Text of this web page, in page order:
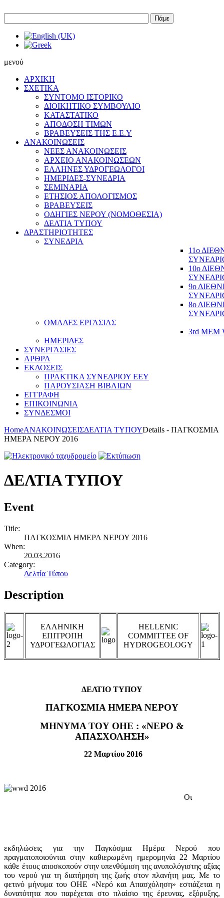
Πάμε
μενού
ΑΡΧΙΚΗ
ΣΧΕΤΙΚΑ
ΣΥΝΤΟΜΟ ΙΣΤΟΡΙΚΟ
ΔΙΟΙΚΗΤΙΚΟ ΣΥΜΒΟΥΛΙΟ
ΚΑΤΑΣΤΑΤΙΚΟ
ΑΠΟΔΟΣΗ ΤΙΜΩΝ
ΒΡΑΒΕΥΣΕΙΣ ΤΗΣ Ε.Ε.Υ
ΑΝΑΚΟΙΝΩΣΕΙΣ
ΝΕΕΣ ΑΝΑΚΟΙΝΩΣΕΙΣ
ΑΡΧΕΙΟ ΑΝΑΚΟΙΝΩΣΕΩΝ
ΕΛΛΗΝΕΣ ΥΔΡΟΓΕΩΛΟΓΟΙ
ΗΜΕΡΙΔΕΣ-ΣΥΝΕΔΡΙΑ
ΣΕΜΙΝΑΡΙΑ
ΕΤΗΣΙΟΣ ΑΠΟΛΟΓΙΣΜΟΣ
ΒΡΑΒΕΥΣΕΙΣ
ΟΔΗΓΙΕΣ ΝΕΡΟΥ (ΝΟΜΟΘΕΣΙΑ)
ΔΕΛΤΙΑ ΤΥΠΟΥ
ΔΡΑΣΤΗΡΙΟΤΗΤΕΣ
ΣΥΝΕΔΡΙΑ
11ο
10ο
9ο
8ο
ΟΜΑΔΕΣ ΕΡΓΑΣΙΑΣ
3rd MEM
ΗΜΕΡΙΔΕΣ
ΣΥΝΕΡΓΑΣΙΕΣ
ΑΡΘΡΑ
ΕΚΔΟΣΕΙΣ
ΠΡΑΚΤΙΚΑ ΣΥΝΕΔΡΙΟΥ ΕΕΥ
ΠΑΡΟΥΣΙΑΣΗ ΒΙΒΛΙΩΝ
ΕΓΓΡΑΦΗ
ΕΠΙΚΟΙΝΩΝΙΑ
ΣΥΝΔΕΣΜΟΙ
HomeΑΝΑΚΟΙΝΩΣΕΙΣΔΕΛΤΙΑ ΤΥΠΟΥDetails - ΠΑΓΚΟΣΜΙΑ
ΗΜΕΡΑ ΝΕΡΟΥ 2016
ΔΕΛΤΙΑ ΤΥΠΟΥ
Event
Title:
ΠΑΓΚΟΣΜΙΑ ΗΜΕΡΑ ΝΕΡΟΥ 2016
When:
20.03.2016
Category:
Δελτία Τύπου
Description
ΕΛΛΗΝΙΚΗ
ΕΠΙΤΡΟΠΗ
ΥΔΡΟΓΕΩΛΟΓΙΑΣ
HELLENIC
COMMITTEE OF
HYDROGEOLOGY
ΔΕΛΤΙΟ ΤΥΠΟΥ
ΠΑΓΚΟΣΜΙΑ ΗΜΕΡΑ ΝΕΡΟΥ
ΜΗΝΥΜΑ ΤΟΥ ΟΗΕ : «ΝΕΡΟ &
ΑΠΑΣΧΟΛΗΣΗ»
22 Μαρτίου 2016
Οι
εκδηλώσεις για την Παγκόσμια Ημέρα Νερού που
πραγματοποιούνται στην καθιερωμένη ημερομηνία 22 Μαρτίου
κάθε έτους αποσκοπούν στην υπενθύμιση της ανυπολόγιστης αξίας
του νερού για τη διατήρηση της ζωής στον πλανήτη μας. Με το
φετινό μήνυμα του ΟΗΕ «Νερό και Απασχόληση» εστιάζεται η
δυνατότητα που παρέχεται στο πλαίσιο της έρευνας, εξόρυξης,